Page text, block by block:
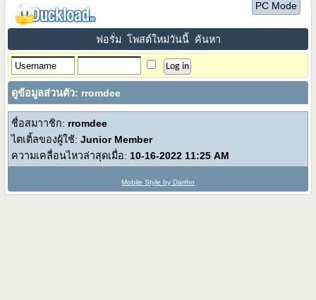
PC Mode
ฟอรั่ม โพสต์ใหม่วันนี้ ค้นหา
ดูข้อมูลส่วนตัว: rromdee
ชื่อสมาาชิก: rromdee
ไตเติ้ลของผู้ใช้:Junior Member
ความเคลื่อนไหวล่าสุดเมื่อ: 10-16-2022 11:25 AM
Mobile Style by Dartho